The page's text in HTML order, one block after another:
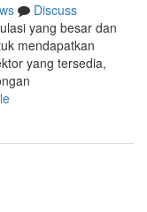
Discuss
yang besar dan
mendapatkan
yang tersedia,